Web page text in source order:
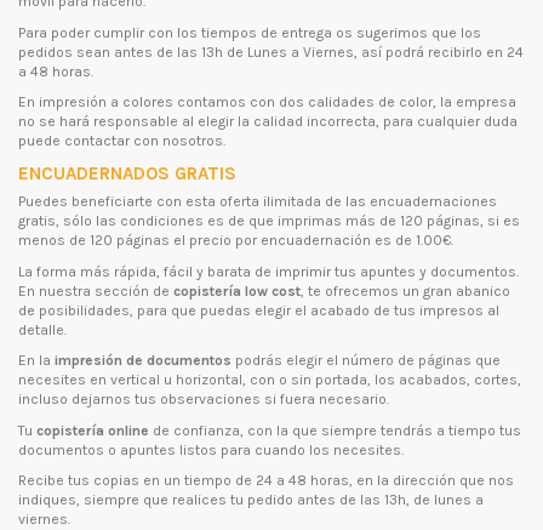
Para poder cumplir con los tiempos de entrega os sugerimos que los
pedidos sean antes de las 13h de Lunes a Viernes, así podrá recibirlo en 24
a 48 horas.
En impresión a colores contamos con dos calidades de color, la empresa
no se hará responsable al elegir la calidad incorrecta, para cualquier duda
puede contactar con nosotros.
ENCUADERNADOS GRATIS
Puedes beneficiarte con esta oferta ilimitada de las encuadernaciones
gratis, sólo las condiciones es de que imprimas más de 120 páginas, si es
menos de 120 páginas el precio por encuadernación es de 1.00€.
La forma más rápida, fácil y barata de imprimir tus apuntes y documentos.
En nuestra sección de copistería low cost , te ofrecemos un gran abanico
de posibilidades, para que puedas elegir el acabado de tus impresos al
detalle.
En la impresión de documentos podrás elegir el número de páginas que
necesites en vertical u horizontal, con o sin portada, los acabados, cortes,
incluso dejarnos tus observaciones si fuera necesario.
Tu copistería online de confianza, con la que siempre tendrás a tiempo tus
documentos o apuntes listos para cuando los necesites.
Recibe tus copias en un tiempo de 24 a 48 horas, en la dirección que nos
indiques, siempre que realices tu pedido antes de las 13h, de lunes a
viernes.